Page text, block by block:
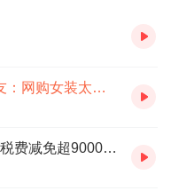
女装卖了2000单退了1500单！网友：网购女装太难了
今年前三季度，全国小微企业享受税费减免超9000亿元